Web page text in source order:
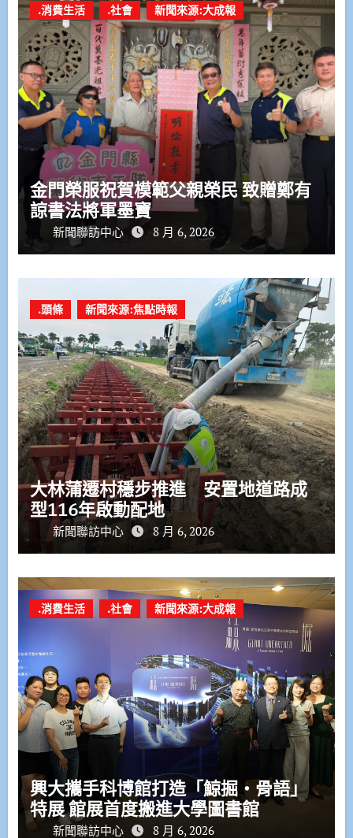
.消費生活 .社會 新聞來源:大成報
金門榮服祝賀模範父親榮民 致贈鄭有
諒書法將軍墨寶
新聞聯訪中心 8 月 6, 2026
.頭條 新聞來源:焦點時報
大林蒲遷村穩步推進 安置地道路成
型116年啟動配地
新聞聯訪中心 8 月 6, 2026
.消費生活 .社會 新聞來源:大成報
興大攜手科博館打造「鯨掘・骨語」
特展 館展首度搬進大學圖書館
新聞聯訪中心 8 月 6, 2026